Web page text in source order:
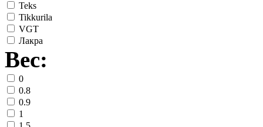
Teks
Tikkurila
VGT
Лакра
Вес:
0
0.8
0.9
1